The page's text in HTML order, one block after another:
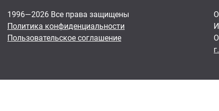
1996—2026 Все права защищены
Политика конфиденциальности
Пользовательское соглашение